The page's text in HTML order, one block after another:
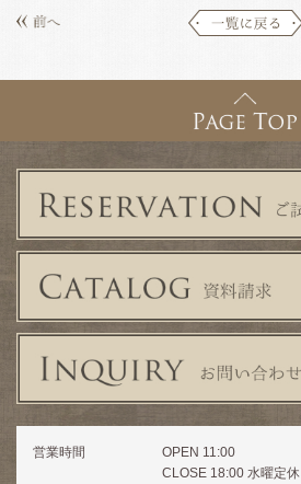
営業時間
OPEN 11:00
CLOSE 18:00 水曜定休